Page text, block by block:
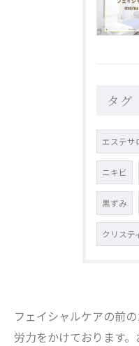
タグ
エステサ
ニキビ
黒ずみ
クリステ
フェイシャルケアの前
労力をかけております